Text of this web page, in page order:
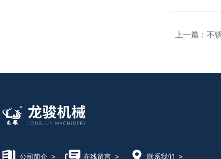
上一篇： 不
公司简介 > 在线留言> 联系我们 >